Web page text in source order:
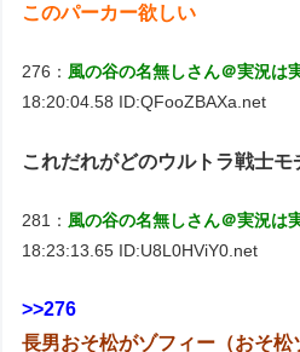
このパーカー欲しい
276： 風の谷の名無しさん＠実況は
18:20:04.58 ID:QFooZBAXa.net
これだれがどのウルトラ戦士モ
281： 風の谷の名無しさん＠実況は
18:23:13.65 ID:U8L0HViY0.net
>>276
長男おそ松がゾフィー（おそ松